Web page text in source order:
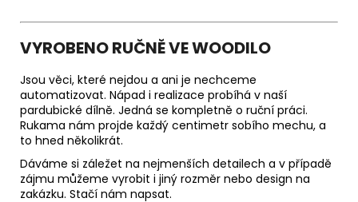
VYROBENO RUČNĚ VE WOODILO
Jsou věci, které nejdou a ani je nechceme
automatizovat. Nápad i realizace probíhá v naší
pardubické dílně. Jedná se kompletně o ruční práci.
Rukama nám projde každý centimetr sobího mechu, a
to hned několikrát.
Dáváme si záležet na nejmenších detailech a v případě
zájmu můžeme vyrobit i jiný rozměr nebo design na
zakázku. Stačí nám napsat.